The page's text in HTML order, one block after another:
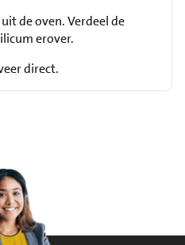
de oven. Verdeel de
erover.
direct.